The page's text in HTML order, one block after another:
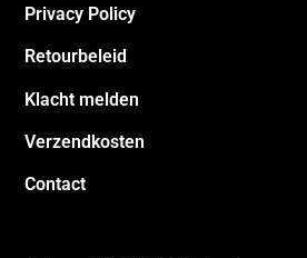
Privacy Policy
Retourbeleid
Klacht melden
Verzendkosten
Contact